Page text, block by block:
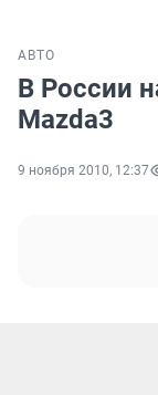
АВТО
В России
Mazda3
9 ноября 2010, 12:37